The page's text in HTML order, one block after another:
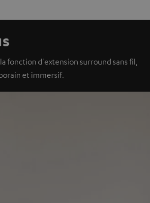
fonction d'extension surround sans fil,
et immersif.